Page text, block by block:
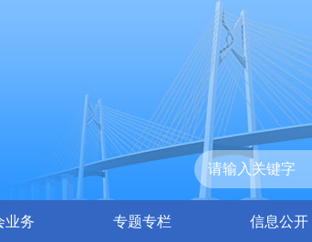
业务 专题专栏 信息公开